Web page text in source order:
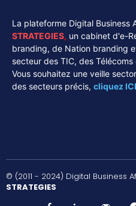
La plateforme Digital Business
STRATEGIES, un cabinet d'e-
branding, de Nation branding
secteur des TIC, des
Vous souhaitez une veille
des secteurs précis, cliquez
© (2011 - 2024) Digital Business
STRATEGIES